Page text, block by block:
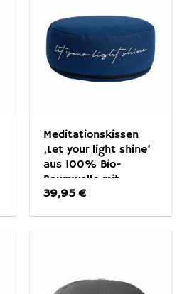
Meditationskissen
‚Let your light shine‘
aus 100% Bio-
Baumwolle mit
abnehmbaren Bezug
39,95€